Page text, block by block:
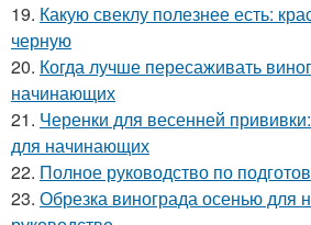
19. Какую свеклу полезнее есть:
черную
20. Когда лучше пересаживать
начинающих
21. Черенки для весенней
для начинающих
22. Полное руководство по
23. Обрезка винограда осенью для